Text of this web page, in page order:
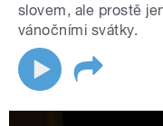
slovem, ale prostě
vánočními svátky.